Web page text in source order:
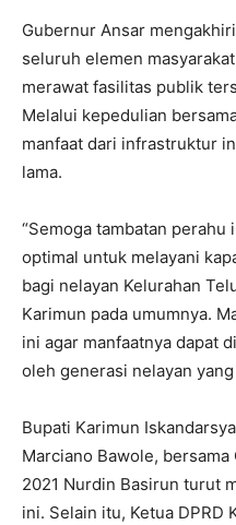
Gubernur Ansar
seluruh elemen
merawat fasilitas publik
Melalui kepedulian
manfaat dari infrastruktur
lama.
“Semoga tambatan perahu
optimal untuk melayani
bagi nelayan Kelurahan
Karimun pada umumnya.
ini agar manfaatnya dapat
oleh generasi nelayan
Bupati Karimun
Marciano Bawole,
2021 Nurdin Basirun turut
ini. Selain itu, Ketua DPRD